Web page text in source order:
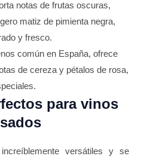
notas de frutas oscuras,
matiz de pimienta negra,
y fresco.
común en España, ofrece
de cereza y pétalos de rosa,
para vinos
versátiles y se